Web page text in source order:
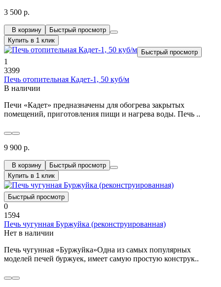
3 500 р.
В корзину
Быстрый просмотр
Купить в 1 клик
Быстрый просмотр
1
3399
Печь отопительная Кадет-1, 50 куб/м
В наличии
Печи «Кадет» предназначены для обогрева закрытых
помещений, приготовления пищи и нагрева воды. Печь ..
9 900 р.
В корзину
Быстрый просмотр
Купить в 1 клик
Быстрый просмотр
0
1594
Печь чугунная Буржуйка (реконструированная)
Нет в наличии
Печь чугунная «Буржуйка»Одна из самых популярных
моделей печей буржуек, имеет самую простую конструк..